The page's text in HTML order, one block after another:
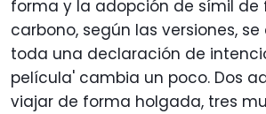
forma y la adopción de símil de
carbono, según las versiones,
toda una declaración de
película' cambia un poco. Dos
viajar de forma holgada, tres